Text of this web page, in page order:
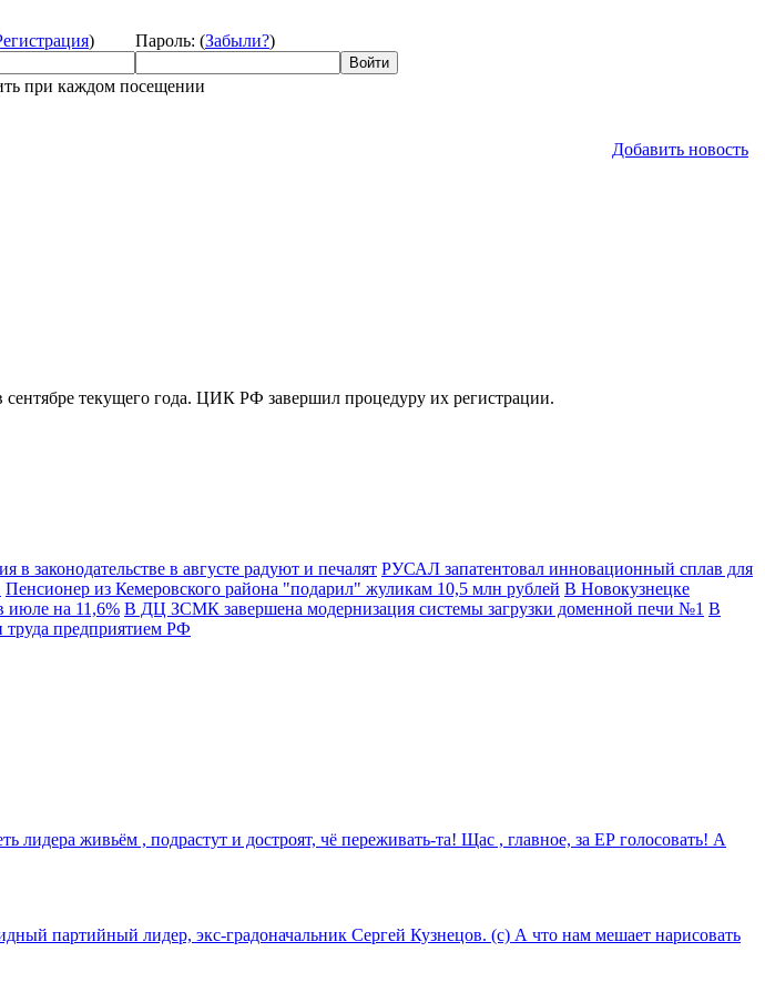
) Пароль: (Забыли?)
при каждом посещении
Добавить новость
текущего года. ЦИК РФ завершил процедуру их регистрации.
в законодательстве в августе радуют и печалят РУСАЛ запатентовал инновационный сплав для
Пенсионер из Кемеровского района "подарил" жуликам 10,5 млн рублей В Новокузнецке
июле на 11,6% В ДЦ ЗСМК завершена модернизация системы загрузки доменной печи №1 В
предприятием РФ
живьём , подрастут и достроят, чё переживать-та! Щас , главное, за ЕР голосовать! А
партийный лидер, экс-градоначальник Сергей Кузнецов. (с) А что нам мешает нарисовать